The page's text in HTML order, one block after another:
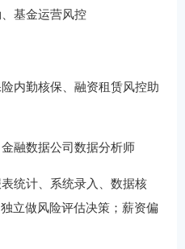
基金运营风控
内勤核保、融资租赁风控助
融数据公司数据分析师
统计、系统录入、数据核
立做风险评估决策；薪资偏